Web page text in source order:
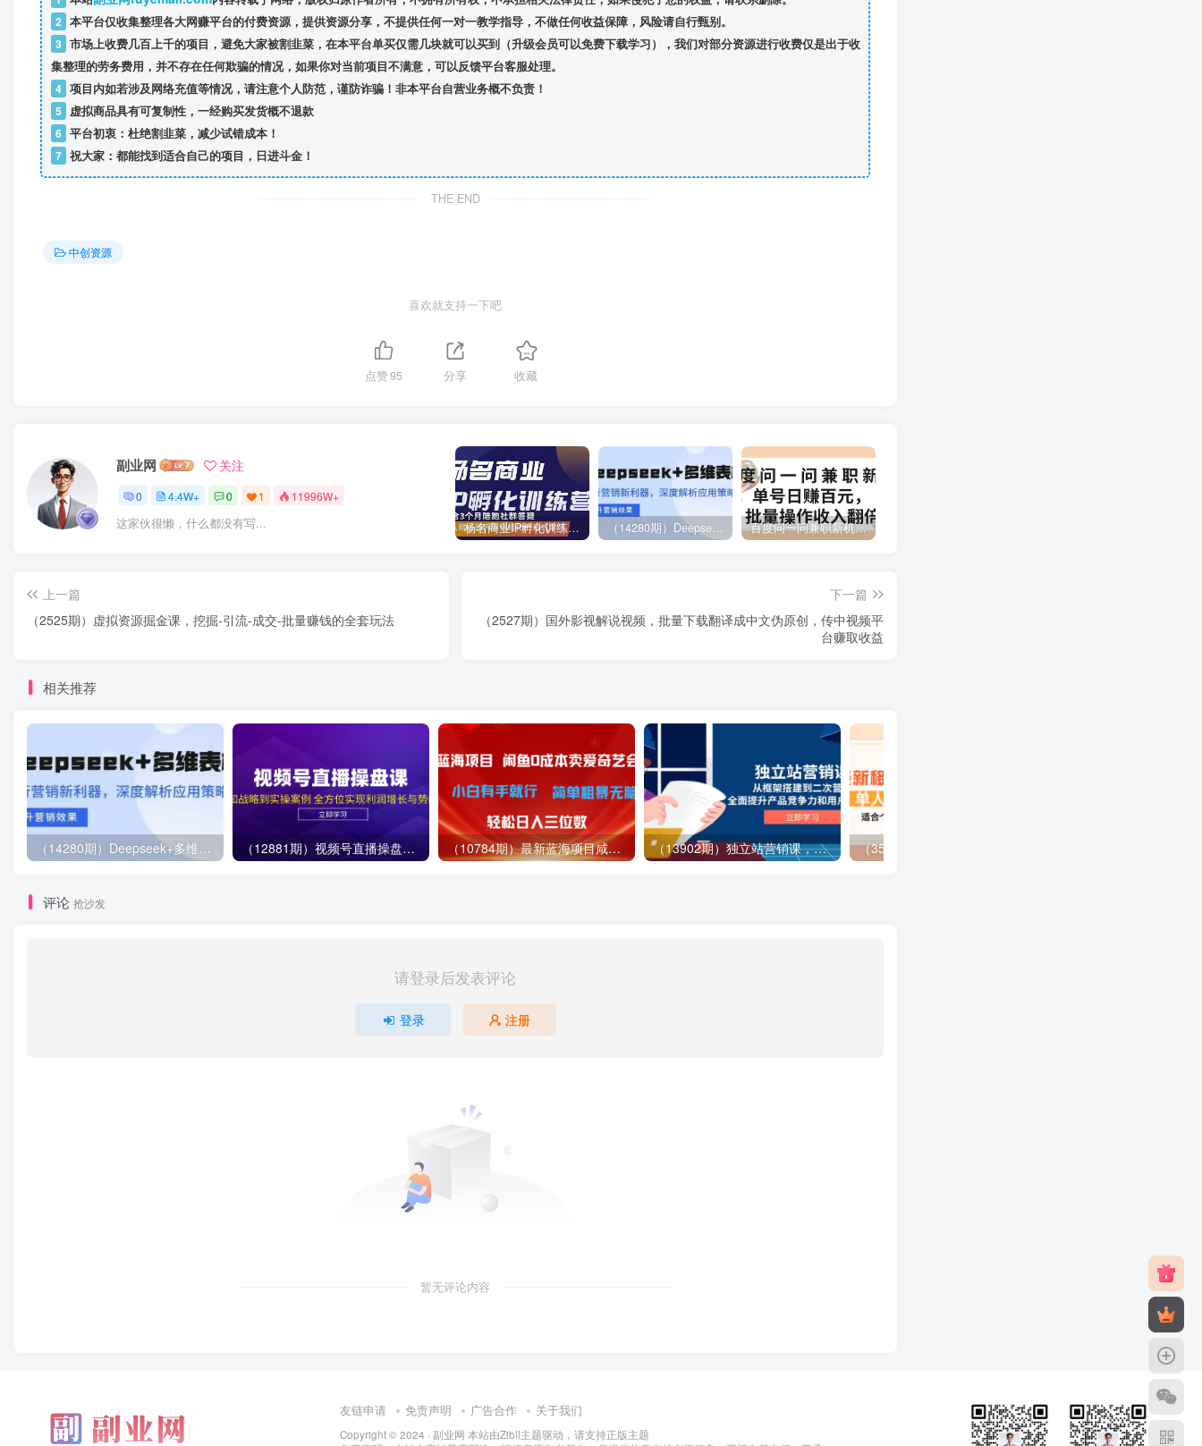
2 本平台仅收集整理各大网赚平台的付费资源，提供资源分享，不提供任何一对一教学指导，不做任何收益保障，风险请自行甄别。
3 市场上收费几百上千的项目，避免大家被割韭菜，在本平台单买仅需几块就可以买到（升级会员可以免费下载学习），我们对部分资源进行收费仅是出于收
集整理的劳务费用，并不存在任何欺骗的情况，如果你对当前项目不满意，可以反馈平台客服处理。
4 项目内如若涉及网络充值等情况，请注意个人防范，谨防诈骗！非本平台自营业务概不负责！
5
虚拟商品具有可复制性，一经购买发货概不退款
6 平台初衷：杜绝割韭菜，减少试错成本！
7 祝大家：都能找到适合自己的项目，日进斗金！
THE END
中创资源
喜欢就支持一下吧
点赞95 分享 收藏
副业网 关注
0 4.4W+ 0 1 11996W+
这家伙很懒，什么都没有写... 杨名商业IP孵化训练营，从商业到内容到转化一站式学 价值5980元 （14280期）Deepseek+多维表格，银行营销新利器，深度解析应用策略，提升营销效果 百度问一问兼职新机遇，单号日赚百元，批量操作收入翻倍
上一篇
（2525期）虚拟资源掘金课，挖掘-引流-成交-批量赚钱的全套玩法
下一篇
（2527期）国外影视解说视频，批量下载翻译成中文伪原创，传中视频平
台赚取收益
相关推荐
（14280期）Deepseek+多维表格，银行营销新利器，深度解析应用策略，提升营销效果 （12881期）视频号直播操盘课，从认知战略到实操案例 全方位实现利润增长与势能提升 （10784期）最新蓝海项目咸鱼零成本卖爱奇艺会员小白有手就行 无脑操作轻松日入三位数 （13902期）独立站营销课，从框架搭建到二次营销，全面提升产品竞争力和用户忠诚度
评论 抢沙发
请登录后发表评论
登录 注册
暂无评论内容
友链申请 免责声明 广告合作 关于我们
Copyright © 2024 · 副业网 本站由Zibll主题驱动，请支持正版主题